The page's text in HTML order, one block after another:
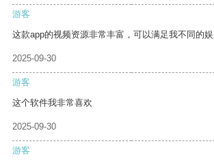
游客
这款app的视频资源非常丰富，可以满足我不同的娱
2025-09-30
游客
这个软件我非常喜欢
2025-09-30
游客